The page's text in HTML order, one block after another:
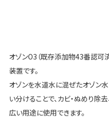
オゾンO3（既存添加物43番認可
装置です。
オゾンを水道水に混ぜたオゾン
い分けることで、カビ・ぬめり
広い用途に使用できます。